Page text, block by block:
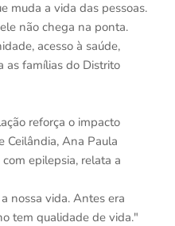
muda a vida das pessoas.
não chega na ponta.
acesso à saúde,
as famílias do Distrito
reforça o impacto
Ceilândia, Ana Paula
epilepsia, relata a
nossa vida. Antes era
tem qualidade de vida."